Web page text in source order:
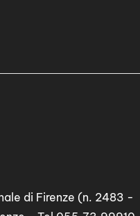
di Firenze (n. 2483 -